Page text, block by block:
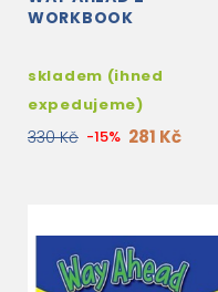
WORKBOOK
skladem (ihned
expedujeme)
330 Kč -15% 281 Kč